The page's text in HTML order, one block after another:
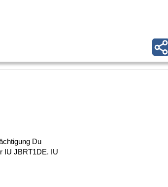
Du
IU JBRT1DE. IU